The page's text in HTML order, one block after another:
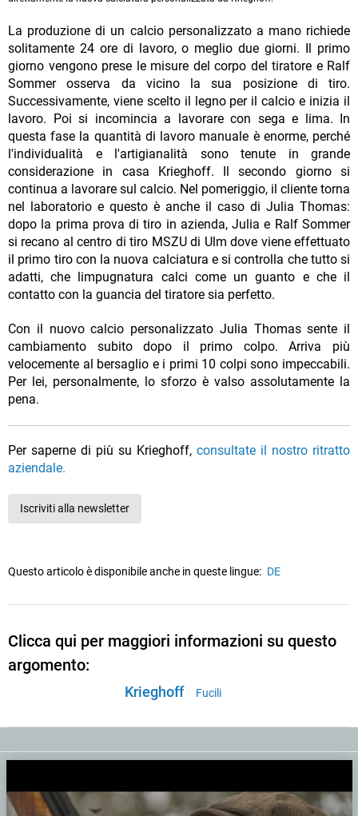
La produzione di un calcio personalizzato a mano richiede
solitamente 24 ore di lavoro, o meglio due giorni. Il primo
giorno vengono prese le misure del corpo del tiratore e Ralf
Sommer osserva da vicino la sua posizione di tiro.
Successivamente, viene scelto il legno per il calcio e inizia il
lavoro. Poi si incomincia a lavorare con sega e lima. In
questa fase la quantità di lavoro manuale è enorme, perché
l'individualità e l'artigianalità sono tenute in grande
considerazione in casa Krieghoff. Il secondo giorno si
continua a lavorare sul calcio. Nel pomeriggio, il cliente torna
nel laboratorio e questo è anche il caso di Julia Thomas:
dopo la prima prova di tiro in azienda, Julia e Ralf Sommer
si recano al centro di tiro MSZU di Ulm dove viene effettuato
il primo tiro con la nuova calciatura e si controlla che tutto si
adatti, che limpugnatura calci come un guanto e che il
contatto con la guancia del tiratore sia perfetto.
Con il nuovo calcio personalizzato Julia Thomas sente il
cambiamento subito dopo il primo colpo. Arriva più
velocemente al bersaglio e i primi 10 colpi sono impeccabili.
Per lei, personalmente, lo sforzo è valso assolutamente la
pena.
Per saperne di più su Krieghoff, consultate il nostro ritratto
aziendale.
Iscriviti alla newsletter
Questo articolo è disponibile anche in queste lingue: DE
Clicca qui per maggiori informazioni su questo
argomento:
Krieghoff Fucili